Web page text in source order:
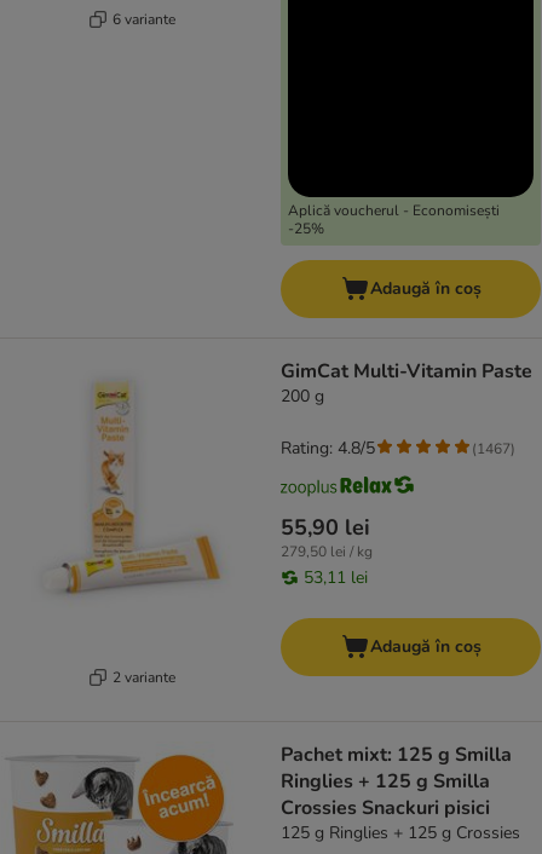
6 variante
Aplică voucherul - Economisești
-25%
Adaugă în coș
2 variante
GimCat Multi-Vitamin Paste
200 g
55,90 lei
279,50 lei / kg
53,11 lei
Rating: 4.8/5 (1467)
Adaugă în coș
Pachet mixt: 125 g Smilla
Ringlies + 125 g Smilla
Crossies Snackuri pisici
125 g Ringlies + 125 g Crossies